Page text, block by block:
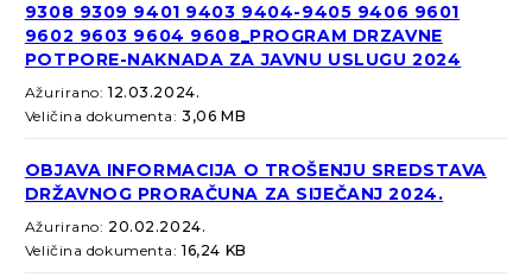
9308 9309 9401 9403 9404-9405 9406 9601
9602 9603 9604 9608_PROGRAM DRZAVNE
POTPORE-NAKNADA ZA JAVNU USLUGU 2024
Ažurirano:12.03.2024.
Veličina dokumenta:3,06 MB
OBJAVA INFORMACIJA O TROŠENJU SREDSTAVA
DRŽAVNOG PRORAČUNA ZA SIJEČANJ 2024.
Ažurirano: 20.02.2024.
Veličina dokumenta:16,24 KB